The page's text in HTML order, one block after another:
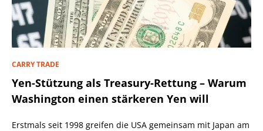
CARRY TRADE
Yen-Stützung als Treasury-Rettung – Warum
Washington einen stärkeren Yen will
Erstmals seit 1998 greifen die USA gemeinsam mit Japan am